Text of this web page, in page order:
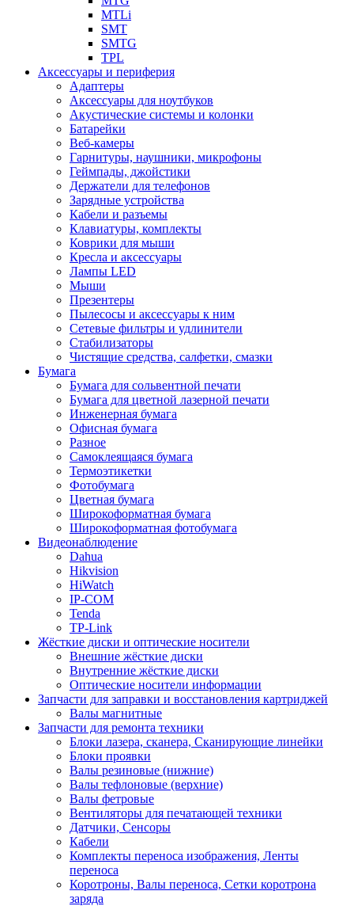
MTLi
SMT
SMTG
TPL
Аксессуары и периферия
Адаптеры
Аксессуары для ноутбуков
Акустические системы и колонки
Батарейки
Веб-камеры
Гарнитуры, наушники, микрофоны
Геймпады, джойстики
Держатели для телефонов
Зарядные устройства
Кабели и разъемы
Клавиатуры, комплекты
Коврики для мыши
Кресла и аксессуары
Лампы LED
Мыши
Презентеры
Пылесосы и аксессуары к ним
Сетевые фильтры и удлинители
Стабилизаторы
Чистящие средства, салфетки, смазки
Бумага
Бумага для сольвентной печати
Бумага для цветной лазерной печати
Инженерная бумага
Офисная бумага
Разное
Самоклеящаяся бумага
Термоэтикетки
Фотобумага
Цветная бумага
Широкоформатная бумага
Широкоформатная фотобумага
Видеонаблюдение
Dahua
Hikvision
HiWatch
IP-COM
Tenda
TP-Link
Жёсткие диски и оптические носители
Внешние жёсткие диски
Внутренние жёсткие диски
Оптические носители информации
Запчасти для заправки и восстановления картриджей
Валы магнитные
Запчасти для ремонта техники
Блоки лазера, сканера, Сканирующие линейки
Блоки проявки
Валы резиновые (нижние)
Валы тефлоновые (верхние)
Валы фетровые
Вентиляторы для печатающей техники
Датчики, Сенсоры
Кабели
Комплекты переноса изображения, Ленты
переноса
Коротроны, Валы переноса, Сетки коротрона
заряда